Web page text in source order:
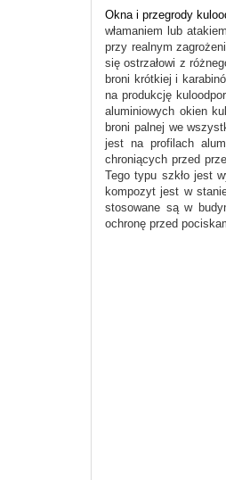
Okna i przegrody
włamaniem lub
przy realnym
się ostrzałowi z
broni krótkiej i
na produkcję
aluminiowych okien
broni palnej we
jest na profilach
chroniących przed
Tego typu szkło jest
kompozyt jest w
stosowane są w
ochronę przed